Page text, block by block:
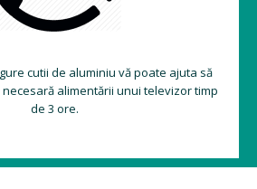
cutii de aluminiu vă poate ajuta să
alimentării unui televizor timp
de 3 ore.